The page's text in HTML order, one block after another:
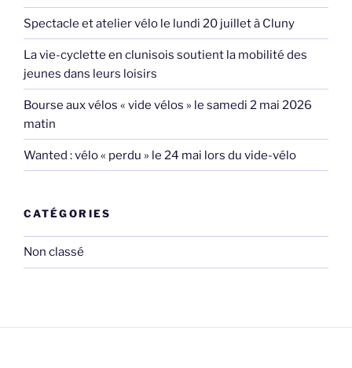
Spectacle et atelier vélo le lundi 20 juillet à Cluny
La vie-cyclette en clunisois soutient la mobilité des
jeunes dans leurs loisirs
Bourse aux vélos « vide vélos » le samedi 2 mai 2026
matin
Wanted : vélo « perdu » le 24 mai lors du vide-vélo
CATÉGORIES
Non classé